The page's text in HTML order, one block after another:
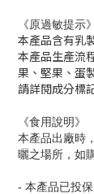
《原過敏提示》
本產品含有乳
本產品生產流
果、堅果、蛋
請詳閱成分標
《食用說明》
本產品出廠時
曬之場所，如
- 本產品已投